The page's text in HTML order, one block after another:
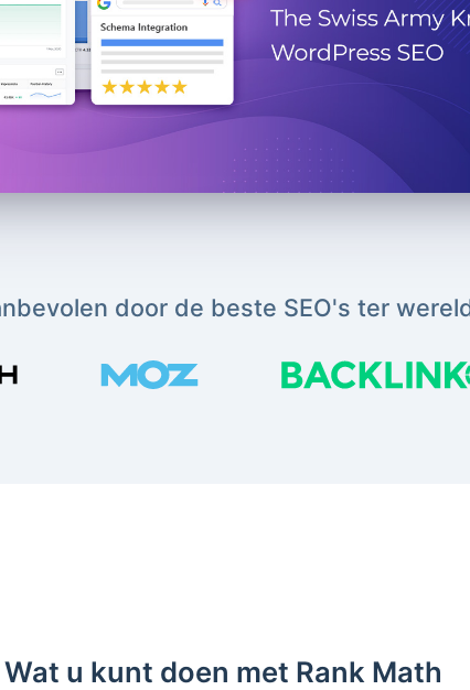
door de beste SEO's ter
Wat u kunt doen met Rank Math